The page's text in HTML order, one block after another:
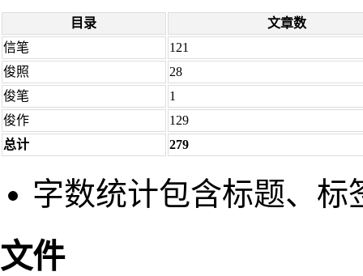
目录
文章数
信笔
121
俊照
28
俊笔
1
俊作
129
总计
279
字数统计包含标题、标
文件